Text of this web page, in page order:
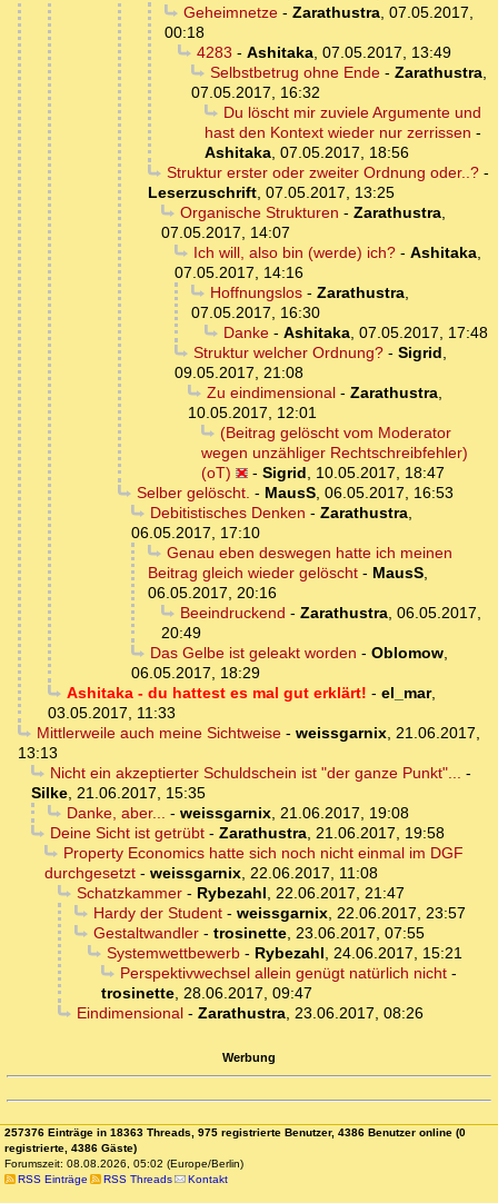
Geheimnetze- Zarathustra, 07.05.2017,
00:18
4283 - Ashitaka, 07.05.2017, 13:49
Selbstbetrug ohne Ende- Zarathustra,
07.05.2017, 16:32
Du löscht mir zuviele Argumente und
hast den Kontext wieder nur zerrissen -
Ashitaka, 07.05.2017, 18:56
Struktur erster oder zweiter Ordnung oder..?-
Leserzuschrift, 07.05.2017, 13:25
Organische Strukturen - Zarathustra,
07.05.2017, 14:07
Ich will, also bin (werde) ich?- Ashitaka,
07.05.2017, 14:16
Hoffnungslos- Zarathustra,
07.05.2017, 16:30
Danke- Ashitaka, 07.05.2017, 17:48
Struktur welcher Ordnung?- Sigrid,
09.05.2017, 21:08
Zu eindimensional- Zarathustra,
10.05.2017, 12:01
(Beitrag gelöscht vom Moderator
wegen unzähliger Rechtschreibfehler)
(oT)
- Sigrid, 10.05.2017, 18:47
Selber gelöscht. - MausS, 06.05.2017, 16:53
Debitistisches Denken - Zarathustra,
06.05.2017, 17:10
Genau eben deswegen hatte ich meinen
Beitrag gleich wieder gelöscht - MausS,
06.05.2017, 20:16
Beeindruckend - Zarathustra, 06.05.2017,
20:49
Das Gelbe ist geleakt worden - Oblomow,
06.05.2017, 18:29
Ashitaka - du hattest es mal gut erklärt! - el_mar,
03.05.2017, 11:33
Mittlerweile auch meine Sichtweise- weissgarnix, 21.06.2017,
13:13
Nicht ein akzeptierter Schuldschein ist "der ganze Punkt"... -
Silke, 21.06.2017, 15:35
Danke, aber... - weissgarnix, 21.06.2017, 19:08
Deine Sicht ist getrübt- Zarathustra, 21.06.2017, 19:58
Property Economics hatte sich noch nicht einmal im DGF
durchgesetzt - weissgarnix, 22.06.2017, 11:08
Schatzkammer- Rybezahl, 22.06.2017, 21:47
Hardy der Student- weissgarnix, 22.06.2017, 23:57
Gestaltwandler- trosinette, 23.06.2017, 07:55
Systemwettbewerb- Rybezahl, 24.06.2017, 15:21
Perspektivwechsel allein genügt natürlich nicht-
trosinette, 28.06.2017, 09:47
Eindimensional- Zarathustra, 23.06.2017, 08:26
Werbung
257376 Einträge in 18363 Threads, 975 registrierte Benutzer, 4386 Benutzer online (0
registrierte, 4386 Gäste)
Forumszeit: 08.08.2026, 05:02 (Europe/Berlin)
RSS Einträge
RSS Threads Kontakt